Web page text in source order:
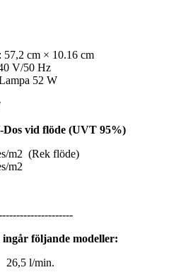
57,2 cm × 10.16 cm
V/50 Hz
52 W
vid flöde (UVT 95%)
m2 (Rek flöde)
m2
följande modeller:
l/min.